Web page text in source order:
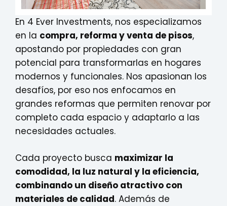
En 4 Ever Investments, nos especializamos
en la compra, reforma y venta de pisos,
apostando por propiedades con gran
potencial para transformarlas en hogares
modernos y funcionales. Nos apasionan los
desafíos, por eso nos enfocamos en
grandes reformas que permiten renovar por
completo cada espacio y adaptarlo a las
necesidades actuales.
Cada proyecto busca maximizar la
comodidad, la luz natural y la eficiencia,
combinando un diseño atractivo con
materiales de calidad. Además de